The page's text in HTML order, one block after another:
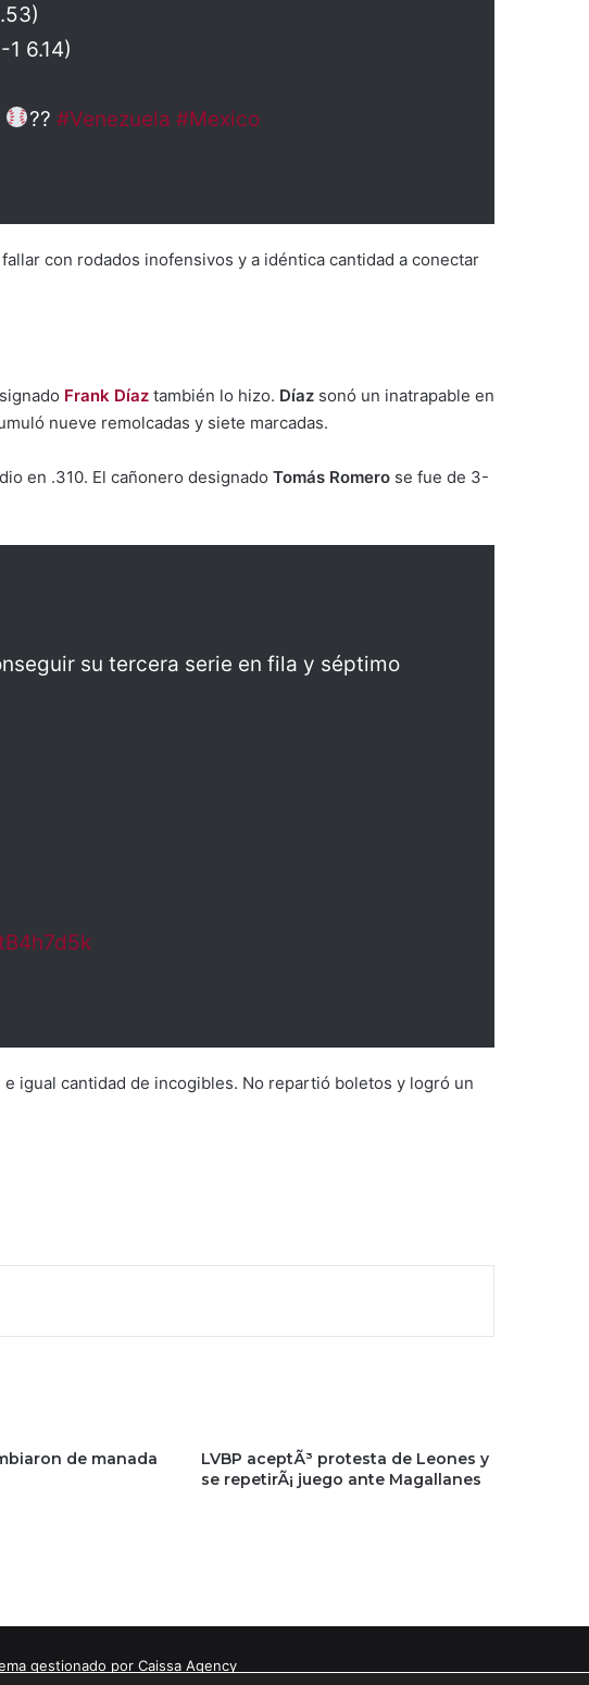
6.14)
?? #Venezuela #Mexico
con rodados inofensivos y a idéntica cantidad a conectar
Frank Díaz también lo hizo. Díaz sonó un inatrapable en
nueve remolcadas y siete marcadas.
en .310. El cañonero designado Tomás Romero se fue de 3-
su tercera serie en fila y séptimo
igual cantidad de incogibles. No repartió boletos y logró un
de manada
LVBP aceptÃ³ protesta de Leones y
se repetirÃ¡ juego ante Magallanes
gestionado por Caissa Agency